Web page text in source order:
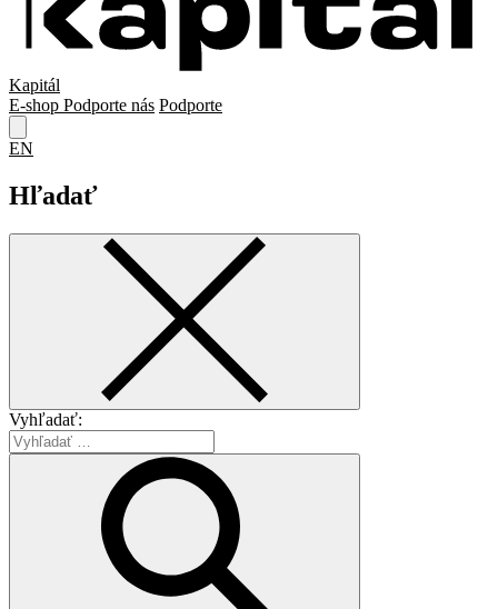
Kapitál
E-shop Podporte nás Podporte
EN
Hľadať
Vyhľadať: